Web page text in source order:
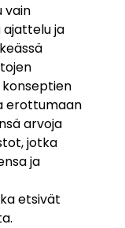
vain
ajattelu ja
konseptien
erottumaan
arvoja
jotka
ja
etsivät